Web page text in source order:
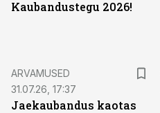
Kaubandustegu 2026!
ARVAMUSED
31.07.26, 17:37
Jaekaubandus kaotas